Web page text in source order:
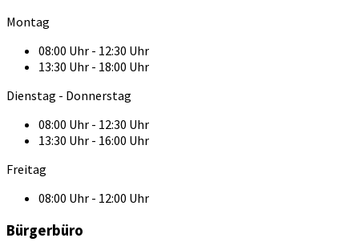
Montag
08:00 Uhr - 12:30 Uhr
13:30 Uhr - 18:00 Uhr
Dienstag - Donnerstag
08:00 Uhr - 12:30 Uhr
13:30 Uhr - 16:00 Uhr
Freitag
08:00 Uhr - 12:00 Uhr
Bürgerbüro